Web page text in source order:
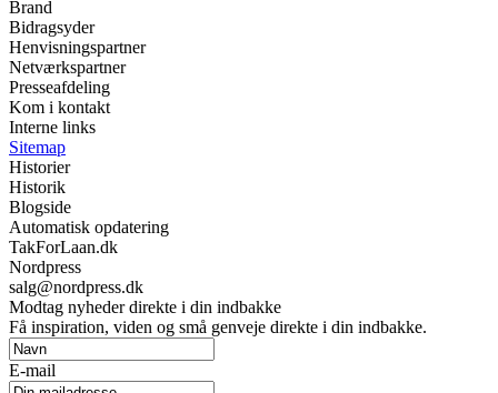
Brand
Bidragsyder
Henvisningspartner
Netværkspartner
Presseafdeling
Kom i kontakt
Interne links
Sitemap
Historier
Historik
Blogside
Automatisk opdatering
TakForLaan.dk
Nordpress
salg@nordpress.dk
Modtag nyheder direkte i din indbakke
Få inspiration, viden og små genveje direkte i din indbakke.
E-mail